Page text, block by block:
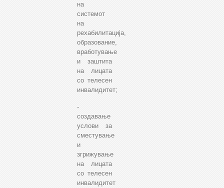
на
системот
на
рехабилитација,
образование,
вработување
и заштита
на лицата
со телесен
инвалидитет;
-
создавање
услови за
сместување
и
згрижување
на лицата
со телесен
инвалидитет